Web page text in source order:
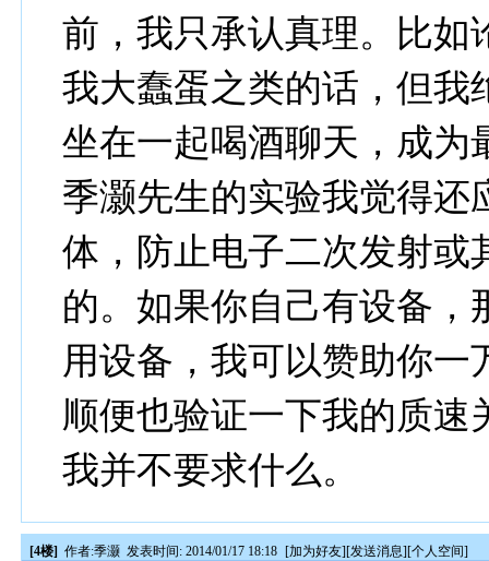
前，我只承认真理。比如
我大蠢蛋之类的话，但我
坐在一起喝酒聊天，成为
季灏先生的实验我觉得还
体，防止电子二次发射或
的。如果你自己有设备，
用设备，我可以赞助你
顺便也验证一下我的质速
我并不要求什么。
[4楼] 作者:季灏 发表时间: 2014/01/17 18:18 [加为好友][发送消息][个人空间]